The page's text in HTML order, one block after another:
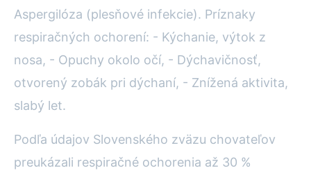
Aspergilóza (plesňové infekcie). Príznaky
respiračných ochorení: - Kýchanie, výtok z
nosa, - Opuchy okolo očí, - Dýchavičnosť,
otvorený zobák pri dýchaní, - Znížená aktivita,
slabý let.
Podľa údajov Slovenského zväzu chovateľov
preukázali respiračné ochorenia až 30 %